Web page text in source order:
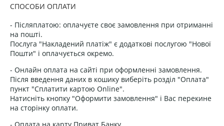
СПОСОБИ ОПЛАТИ
- Післяплатою: оплачуєте своє замовлення при отриманні
на пошті.
Послуга "Накладений платіж" є додаткові послугою "Нової
Пошти" і оплачується окремо.
- Онлайн оплата на сайті при оформленні замовлення.
Після введення даних в кошику виберіть розділ "Оплата"
пункт "Сплатити картою Online".
Натисніть кнопку "Оформити замовлення" і Вас перекине
на сторінку оплати.
- Оплата на карту Приват Банку.